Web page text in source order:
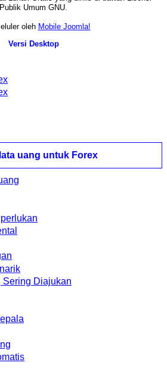
Publik Umum GNU.
oleh Mobile Joomla!
Versi Desktop
uang untuk Forex
Sering Diajukan